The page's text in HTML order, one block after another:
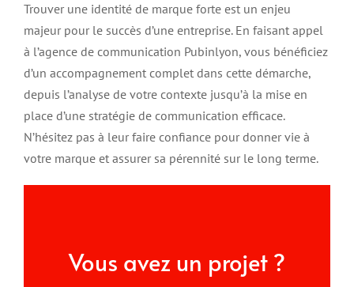
Trouver une identité de marque forte est un enjeu
majeur pour le succès d’une entreprise. En faisant appel
à l’agence de communication Pubinlyon, vous bénéficiez
d’un accompagnement complet dans cette démarche,
depuis l’analyse de votre contexte jusqu’à la mise en
place d’une stratégie de communication efficace.
N’hésitez pas à leur faire confiance pour donner vie à
votre marque et assurer sa pérennité sur le long terme.
Vous avez un projet ?